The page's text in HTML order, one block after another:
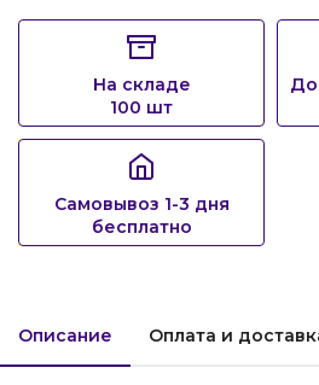
На складе
100 шт
Самовывоз 1-3 дня
бесплатно
Описание Оплата и